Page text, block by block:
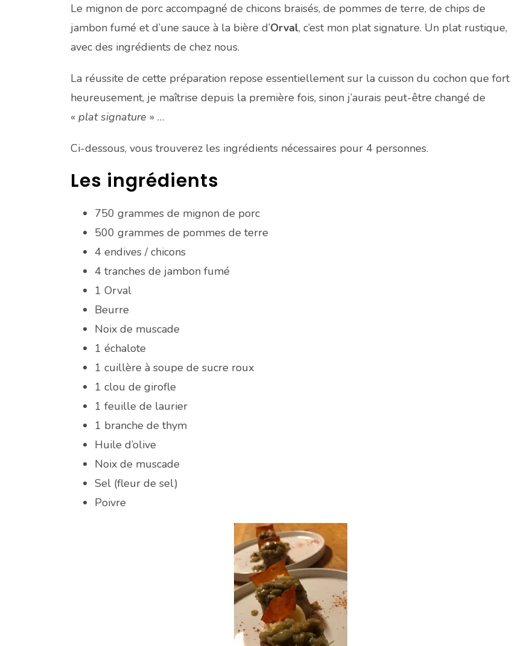
Le mignon de porc accompagné de chicons braisés, de pommes de terre, de chips de
jambon fumé et d’une sauce à la bière d’Orval, c’est mon plat signature. Un plat rustique,
avec des ingrédients de chez nous.
La réussite de cette préparation repose essentiellement sur la cuisson du cochon que fort
heureusement, je maîtrise depuis la première fois, sinon j’aurais peut-être changé de
« plat signature » …
Ci-dessous, vous trouverez les ingrédients nécessaires pour 4 personnes.
Les ingrédients
750 grammes de mignon de porc
500 grammes de pommes de terre
4 endives / chicons
4 tranches de jambon fumé
1 Orval
Beurre
Noix de muscade
1 échalote
1 cuillère à soupe de sucre roux
1 clou de girofle
1 feuille de laurier
1 branche de thym
Huile d’olive
Noix de muscade
Sel (fleur de sel)
Poivre